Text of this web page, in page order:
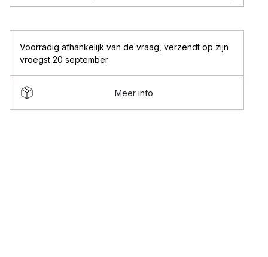
Voorradig afhankelijk van de vraag verzendt op zijn
vroegst 20 september
Meer info